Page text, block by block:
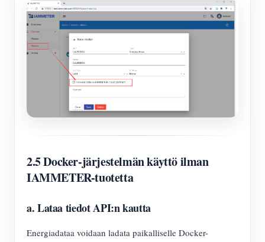
2.5 Docker-järjestelmän käyttö ilman
IAMMETER-tuotetta
a. Lataa tiedot API:n kautta
Energiadataa voidaan ladata paikalliselle Docker-